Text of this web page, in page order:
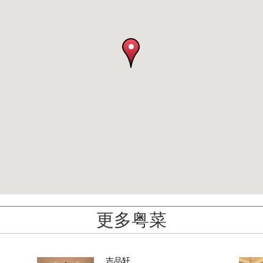
更多粤菜
吉品轩